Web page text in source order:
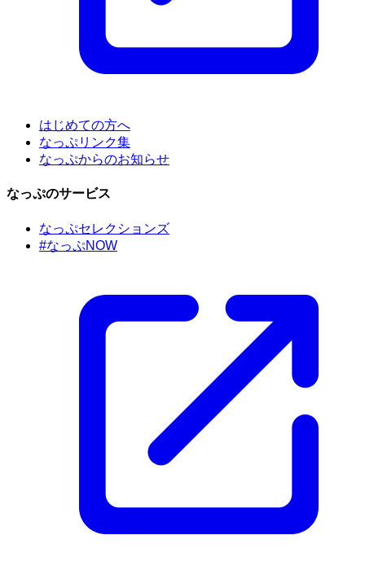
はじめての方へ
なっぷリンク集
なっぷからのお知らせ
なっぷのサービス
なっぷセレクションズ
#なっぷNOW